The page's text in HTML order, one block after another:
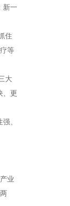
新一
住
等
大
、更
、
业